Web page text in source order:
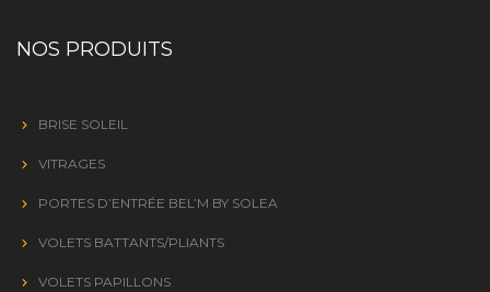
NOS PRODUITS
BRISE SOLEIL
VITRAGES
PORTES D’ENTRÉE BEL’M BY SOLEA
VOLETS BATTANTS/PLIANTS
VOLETS PAPILLONS